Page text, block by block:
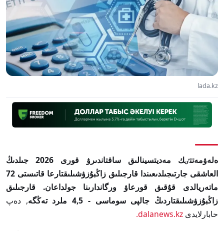
lada.kz
ەلەۋمەتتٸك مەديتسينالىق ساقتاندىرۋ قورى 2026 جىلدىڭ
العاشقى جارتىجىلدىعىندا قارجىلىق زاڭبۇزۋشىلىقتارعا قاتىستى 72
ماتەريالدى قۇقىق قورعاۋ ورگاندارىنا جولداعان. قارجىلىق
زاڭبۇزۋشىلىقتاردىڭ جالپى سوماسى - 4,5 ملرد تەڭگە
, دەپ
حابارلايدى dalanews.kz.